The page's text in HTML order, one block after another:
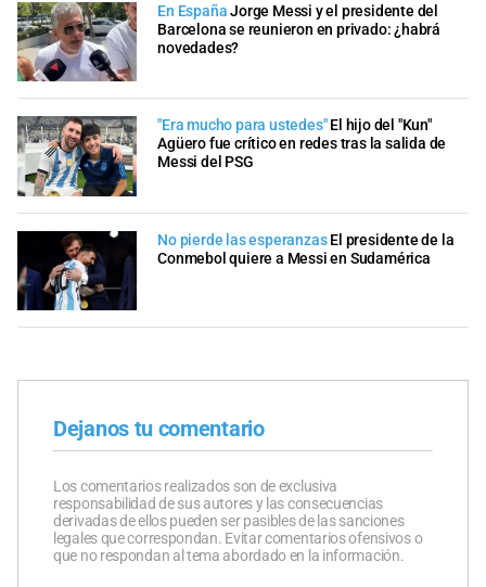
En EspañaJorge Messi y el presidente del
Barcelona se reunieron en privado: ¿habrá
novedades?
"Era mucho para ustedes" El hijo del "Kun"
Agüero fue crítico en redes tras la salida de
Messi del PSG
No pierde las esperanzas El presidente de la
Conmebol quiere a Messi en Sudamérica
Dejanos tu comentario
Los comentarios realizados son de exclusiva
responsabilidad de sus autores y las consecuencias
derivadas de ellos pueden ser pasibles de las sanciones
legales que correspondan. Evitar comentarios ofensivos o
que no respondan al tema abordado en la información.